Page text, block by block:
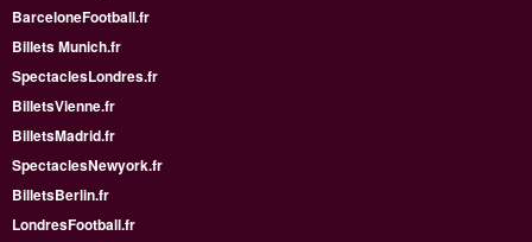
BarceloneFootball.fr
Billets Munich.fr
SpectaclesLondres.fr
BilletsVienne.fr
BilletsMadrid.fr
SpectaclesNewyork.fr
BilletsBerlin.fr
LondresFootball.fr